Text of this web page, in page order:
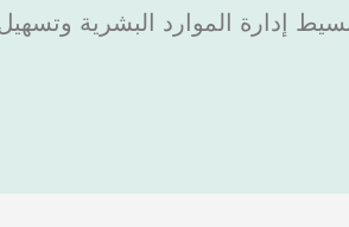
إدارة الموارد البشرية